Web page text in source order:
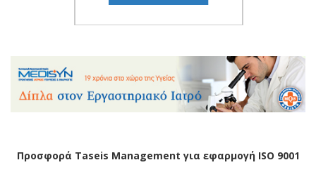
Προσφορά Taseis Management για εφαρμογή ISO 9001